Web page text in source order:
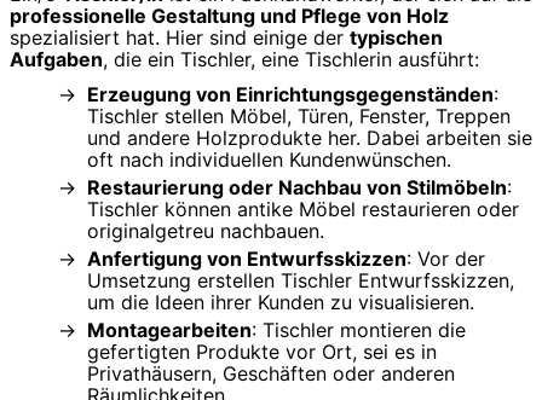
professionelle Gestaltung und Pflege von Holz
spezialisiert hat. Hier sind einige der typischen
Aufgaben, die ein Tischler, eine Tischlerin ausführt:
Erzeugung von Einrichtungsgegenständen:
Tischler stellen Möbel, Türen, Fenster, Treppen
und andere Holzprodukte her. Dabei arbeiten sie
oft nach individuellen Kundenwünschen.
Restaurierung oder Nachbau von Stilmöbeln:
Tischler können antike Möbel restaurieren oder
originalgetreu nachbauen.
Anfertigung von Entwurfsskizzen: Vor der
Umsetzung erstellen Tischler Entwurfsskizzen,
um die Ideen ihrer Kunden zu visualisieren.
Montagearbeiten: Tischler montieren die
gefertigten Produkte vor Ort, sei es in
Privathäusern, Geschäften oder anderen
Räumlichkeiten.